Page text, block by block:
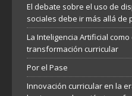
El debate sobre el uso de
sociales debe ir más allá de
La Inteligencia Artificial
transformación curricular
Por el Pase
Innovación curricular en la